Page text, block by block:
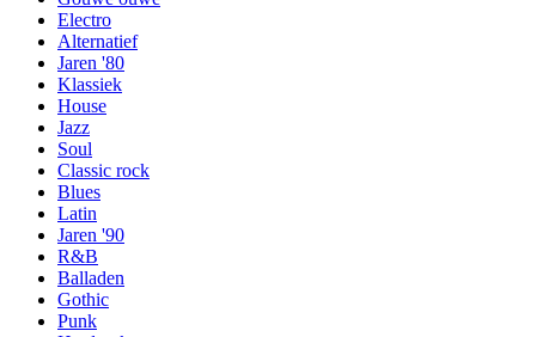
Electro
Alternatief
Jaren '80
Klassiek
House
Jazz
Soul
Classic rock
Blues
Latin
Jaren '90
R&B
Balladen
Gothic
Punk